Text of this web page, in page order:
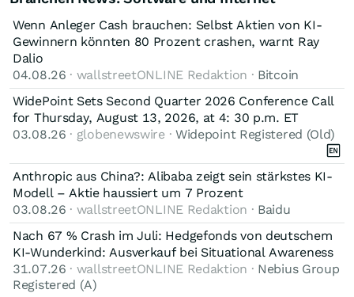
Wenn Anleger Cash brauchen: Selbst Aktien von KI-
Gewinnern könnten 80 Prozent crashen, warnt Ray
Dalio
04.08.26 · wallstreetONLINE Redaktion · Bitcoin
WidePoint Sets Second Quarter 2026 Conference Call
for Thursday, August 13, 2026, at 4: 30 p.m. ET
03.08.26 · globenewswire · Widepoint Registered (Old)
Anthropic aus China?: Alibaba zeigt sein stärkstes KI-
Modell – Aktie haussiert um 7 Prozent
03.08.26 · wallstreetONLINE Redaktion · Baidu
Nach 67 % Crash im Juli: Hedgefonds von deutschem
KI-Wunderkind: Ausverkauf bei Situational Awareness
31.07.26 · wallstreetONLINE Redaktion · Nebius Group
Registered (A)